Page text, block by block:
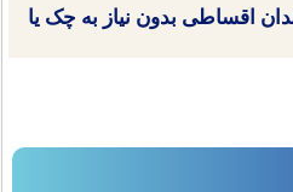
اقساطی بدون نیاز به چک یا